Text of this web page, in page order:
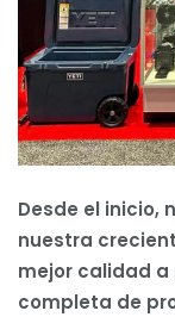
Desde el inicio,
nuestra
mejor calidad
completa de